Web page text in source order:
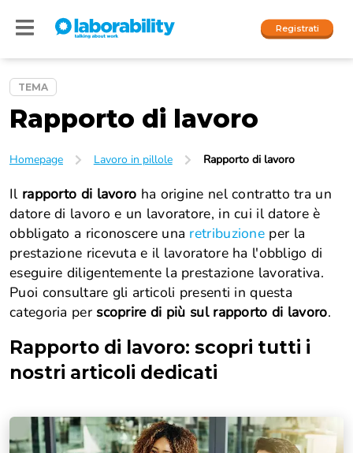
Registrati
Accedi
Company
TEMA
Rapporto di lavoro
Homepage Lavoro in pillole Rapporto di lavoro
Il rapporto di lavoro ha origine nel contratto tra un
datore di lavoro e un lavoratore, in cui il datore è
obbligato a riconoscere una retribuzione per la
prestazione ricevuta e il lavoratore ha l'obbligo di
eseguire diligentemente la prestazione lavorativa.
Puoi consultare gli articoli presenti in questa
categoria per scoprire di più sul rapporto di lavoro.
Rapporto di lavoro: scopri tutti i
nostri articoli dedicati